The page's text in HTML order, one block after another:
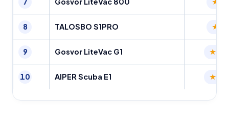
8 TALOSBO S1PRO
9 Gosvor LiteVac G1
10 AIPER Scuba E1